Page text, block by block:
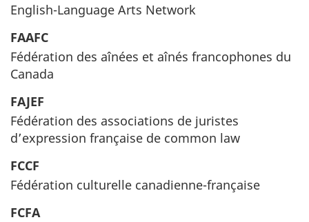
English-Language Arts Network
FAAFC
Fédération des aînées et aînés francophones du
Canada
FAJEF
Fédération des associations de juristes
d’expression française de common law
FCCF
Fédération culturelle canadienne-française
FCFA